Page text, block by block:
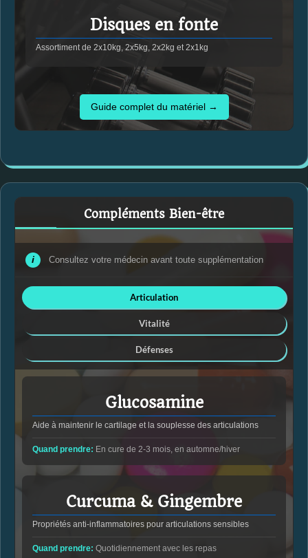
Disques en fonte
Assortiment de 2x10kg, 2x5kg, 2x2kg et 2x1kg
Guide complet du matériel →
Compléments Bien-être
i Consultez votre médecin avant toute supplémentation
Articulation
Vitalité
Défenses
Glucosamine
Aide à maintenir le cartilage et la souplesse des articulations
Quand prendre: En cure de 2-3 mois, en automne/hiver
Curcuma & Gingembre
Propriétés anti-inflammatoires pour articulations sensibles
Quand prendre: Quotidiennement avec les repas